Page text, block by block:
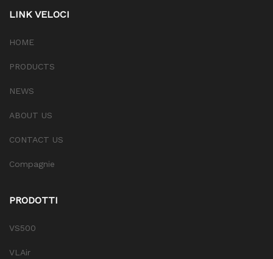
LINK VELOCI
HOME
PRODUCTS
NEWS
ABOUT US
CONTACT US
Compagnie
PRODOTTI
VS500
VLAir